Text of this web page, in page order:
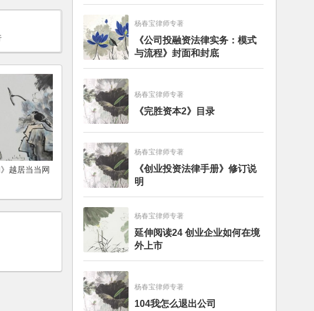
越居当当网
杨春宝律师专著
《公司投融资法律实务：模式
与流程》封面和封底
杨春宝律师专著
《完胜资本2》目录
杨春宝律师专著
《创业投资法律手册》修订说
明
杨春宝律师专著
延伸阅读24 创业企业如何在境
外上市
杨春宝律师专著
104我怎么退出公司